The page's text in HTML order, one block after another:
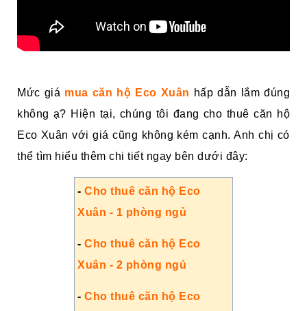
Mức giá mua căn hộ Eco Xuân hấp dẫn lắm đúng
không ạ? Hiện tại, chúng tôi đang cho thuê căn hộ
Eco Xuân với giá cũng không kém cạnh. Anh chị có
thể tìm hiểu thêm chi tiết ngay bên dưới đây:
- Cho thuê căn hộ Eco
Xuân - 1 phòng ngủ
- Cho thuê căn hộ Eco
Xuân - 2 phòng ngủ
- Cho thuê căn hộ Eco